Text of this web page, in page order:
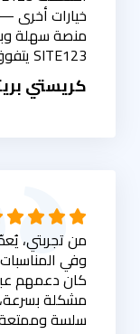
خيارات أخرى
منصة سهلة
SITE123 يتفوق على المنافسين.
كريستي
وفي
كان دعمهم عبر
مشكلة
سلسة